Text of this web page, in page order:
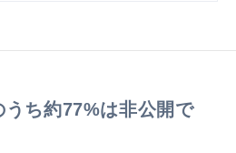
うち約77%は非公開で